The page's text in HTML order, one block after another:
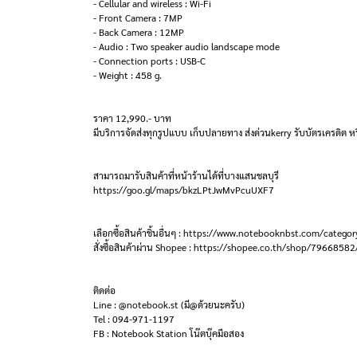
- Cellular and wireless : Wi-Fi
- Front Camera : 7MP
- Back Camera : 12MP
- Audio : Two speaker audio landscape mode
- Connection ports : USB-C
- Weight : 458 g.
ราคา 12,990.- บาท
มีบริการจัดส่งทุกรูปแบบ เก็บปลายทาง ส่งด่วนkerry รับบัตรเครดิต
สามารถมารับสินค้าที่หน้าร้านได้ที่บางแสนชลบุรี
https://goo.gl/maps/bkzLPtJwMvPcuUXF7
เลือกซื้อสินค้าชิ้นอื่นๆ : https://www.notebooknbst.com/
สั่งซื้อสินค้าผ่าน Shopee : https://shopee.co.th/shop/
ติดต่อ
Line : @notebook.st (มี@ด้วยนะครับ)
Tel : 094-971-1197
FB : Notebook Station โน๊ตบุ๊คมือสอง